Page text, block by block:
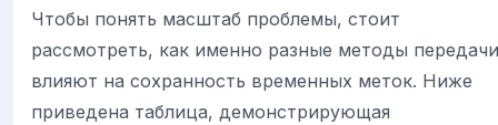
Чтобы понять масштаб проблемы, стоит
рассмотреть, как именно разные методы передачи
влияют на сохранность временных меток. Ниже
приведена таблица, демонстрирующая